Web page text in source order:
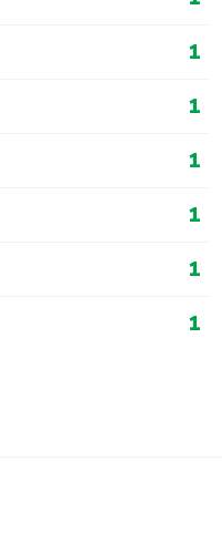
1
1
1
1
1
1